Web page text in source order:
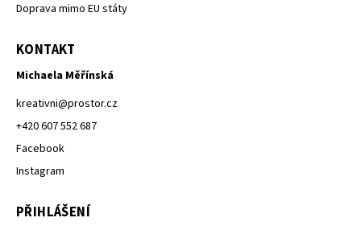
Doprava mimo EU státy
KONTAKT
Michaela Měřínská
kreativni@prostor.cz
+420 607 552 687
Facebook
Instagram
PŘIHLÁŠENÍ